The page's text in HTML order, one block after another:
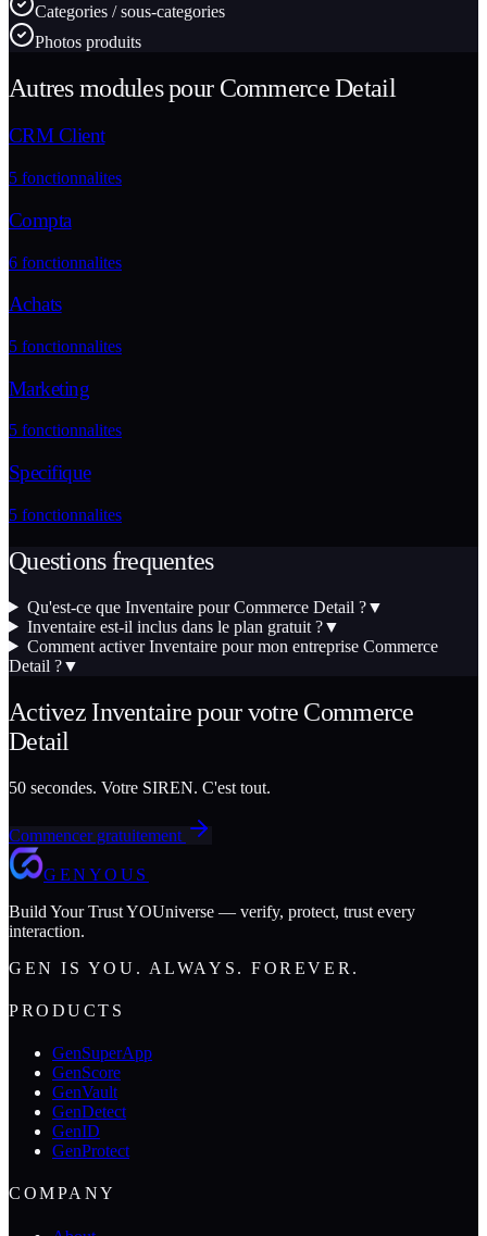
Categories / sous-categories
Photos produits
Autres modules pour Commerce Detail
CRM Client
5 fonctionnalites
Compta
6 fonctionnalites
Achats
5 fonctionnalites
Marketing
5 fonctionnalites
Specifique
5 fonctionnalites
Questions frequentes
Qu'est-ce que Inventaire pour Commerce Detail ?▼
Inventaire est-il inclus dans le plan gratuit ?▼
Comment activer Inventaire pour mon entreprise Commerce
Detail ?▼
Activez Inventairepour votre Commerce
Detail
50 secondes. Votre SIREN. C'est tout.
Commencer gratuitement
GENYOUS
Build Your Trust YOUniverse — verify, protect, trust every
interaction.
GEN IS YOU. ALWAYS. FOREVER.
PRODUCTS
GenSuperApp
GenScore
GenVault
GenDetect
GenID
GenProtect
COMPANY